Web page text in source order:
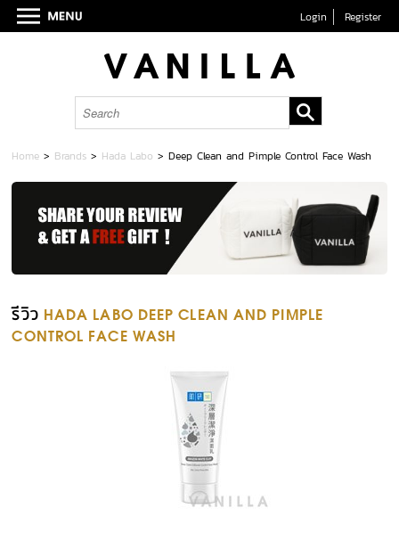
Login Register
Home > Brands > Hada Labo >Deep Clean and Pimple Control Face Wash
รีวิว HADA LABO DEEP CLEAN AND PIMPLE
CONTROL FACE WASH